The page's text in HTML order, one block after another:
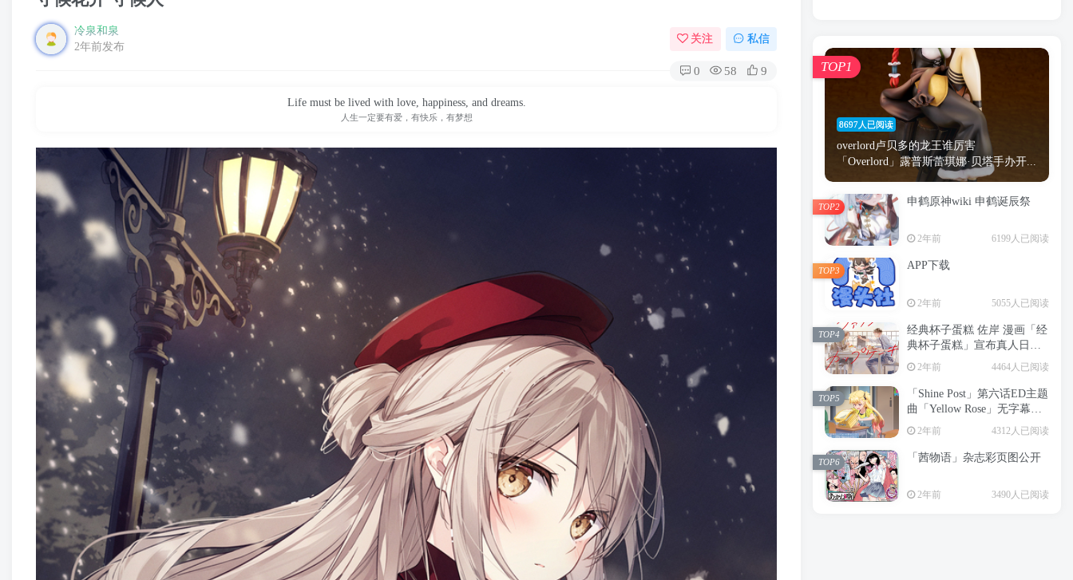
冷泉和泉
2年前发布
关注 私信
0 58 9
Life must be lived with love, happiness, and dreams.
人生一定要有爱，有快乐，有梦想
8697人已阅读
overlord卢贝多的龙王谁厉害
「Overlord」露普斯蕾琪娜·贝塔手办开...
TOP1
申鹤原神wiki 申鹤诞辰祭
2年前 6199人已阅读
TOP2
APP下载
2年前 5055人已阅读
TOP3
经典杯子蛋糕 佐岸 漫画「经
典杯子蛋糕」宣布真人日剧
化
2年前 4464人已阅读
TOP4
「Shine Post」第六话ED主题
曲「Yellow Rose」无字幕MV
公开
2年前 4312人已阅读
TOP5
「茜物语」杂志彩页图公开
2年前 3490人已阅读
TOP6
时间 秘密 手机 海贼王
鬼灭 捆绑 萝莉
间谍过家家 忍者 高木
进击的巨人 高岭
8697人已阅读
overlord卢贝多的龙王谁厉害
「Overlord」露普斯蕾琪娜·贝塔手办开...
TOP1
申鹤原神wiki 申鹤诞辰祭
2年前 6199人已阅读
TOP2
APP下载
2年前 5055人已阅读
TOP3
经典杯子蛋糕 佐岸 漫画「经
典杯子蛋糕」宣布真人日剧
TOP4